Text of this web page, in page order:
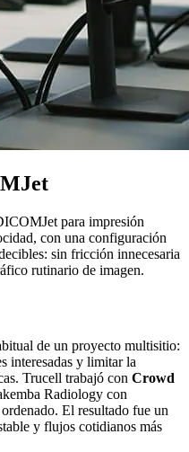
para impresión
con una configuración
sin fricción innecesaria
rutinario de imagen.
de un proyecto multisitio:
interesadas y limitar la
Trucell trabajó con Crowd
Radiology con
El resultado fue un
y flujos cotidianos más